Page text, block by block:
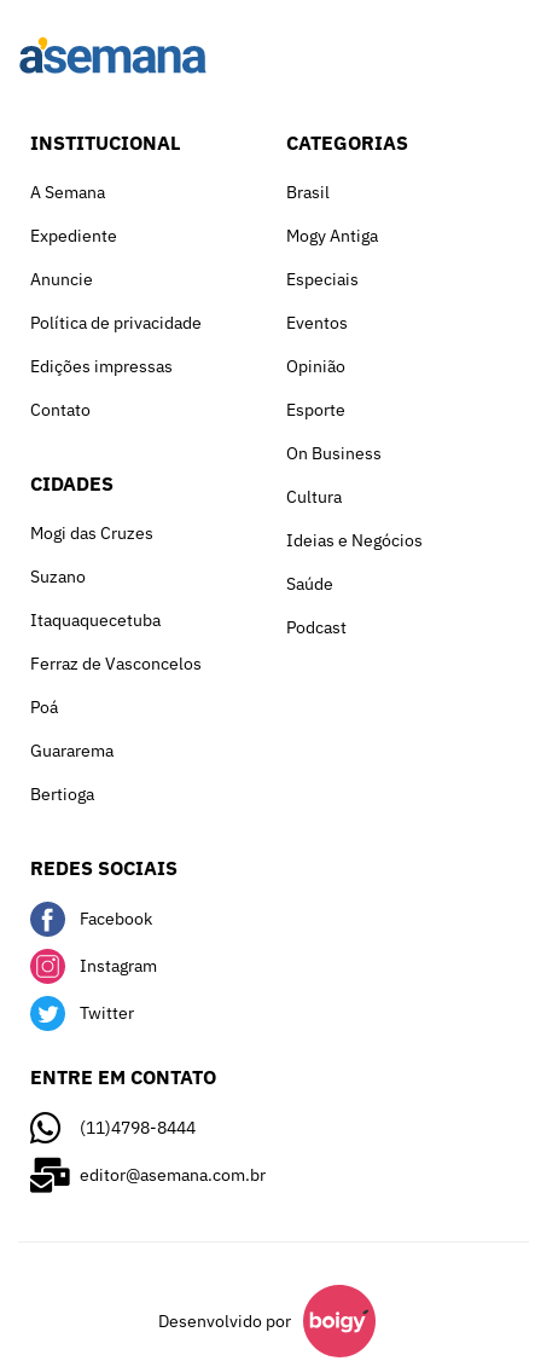
INSTITUCIONAL
A Semana
Expediente
Anuncie
Política de privacidade
Edições impressas
Contato
CIDADES
Mogi das Cruzes
Suzano
Itaquaquecetuba
Ferraz de Vasconcelos
Poá
Guararema
Bertioga
CATEGORIAS
Brasil
Mogy Antiga
Especiais
Eventos
Opinião
Esporte
On Business
Cultura
Ideias e Negócios
Saúde
Podcast
REDES SOCIAIS
Facebook
Instagram
Twitter
ENTRE EM CONTATO
(11)4798-8444
editor@asemana.com.br
Desenvolvido por